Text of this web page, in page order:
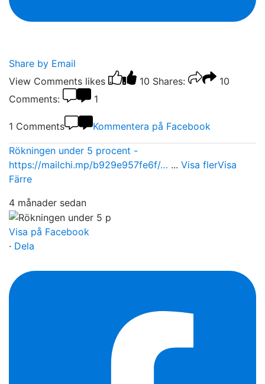
Share by Email
View Comments likes 10 Shares:
10
Comments:
1
1 Comments Kommentera på Facebook
Rökningen under 5 procent -
https://mailchi.mp/b929e957fe6f/… ... Visa flerVisa
Färre
4 månader sedan
Visa på Facebook
· Dela